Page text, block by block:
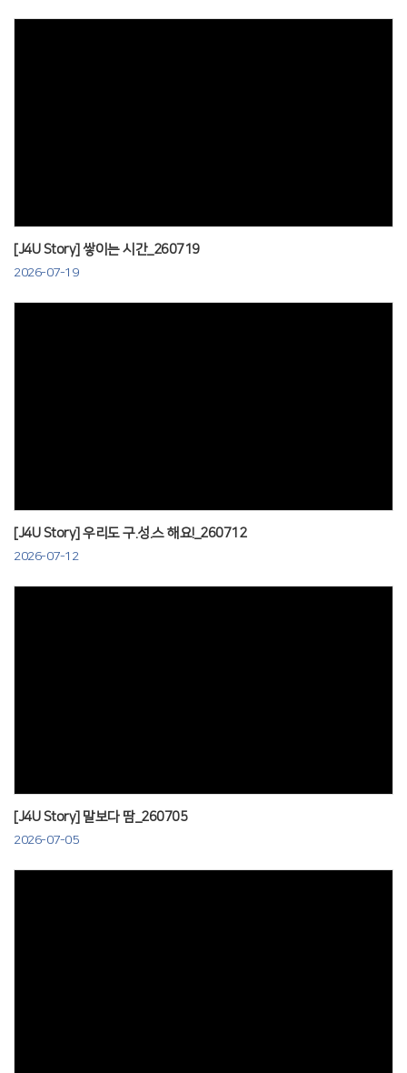
[J4U Story] 쌓이는 시간_260719
2026-07-19
[J4U Story] 우리도 구.성.스 해요!_260712
2026-07-12
[J4U Story] 말보다 땀_260705
2026-07-05